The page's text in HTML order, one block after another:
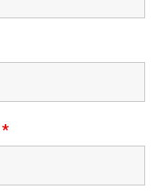
*